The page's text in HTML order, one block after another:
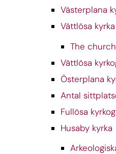
Västerplana
Vättlösa kyrka
The
Vättlösa
Österplana
Antal
Fullösa
Husaby kyrka